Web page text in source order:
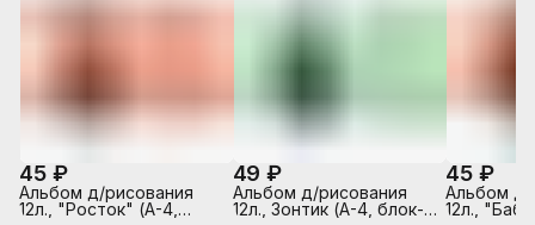
45 ₽
Альбом д/рисования
12л., "Росток" (А-4,
49 ₽
Альбом д/рисования
12л., Зонтик (А-4, блок-
45 ₽
Альбом д/
12л.,